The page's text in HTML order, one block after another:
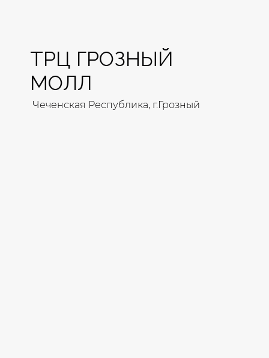
ТРЦ ГРОЗНЫЙ
МОЛЛ
Чеченская Республика, г.Грозный